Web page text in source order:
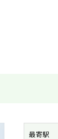
最寄駅